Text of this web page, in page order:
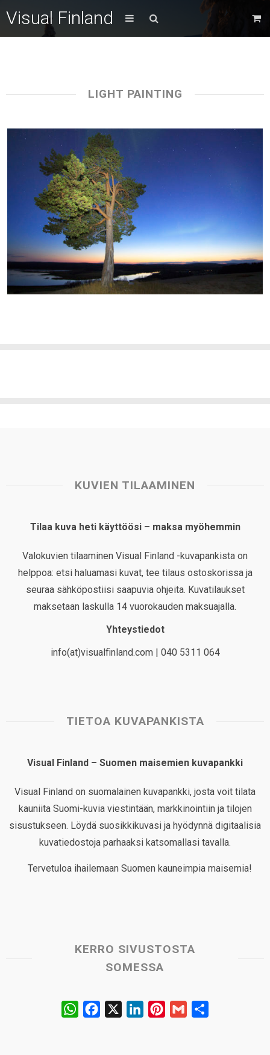
Visual Finland
LIGHT PAINTING
KUVIEN TILAAMINEN
Tilaa kuva heti käyttöösi – maksa myöhemmin
Valokuvien tilaaminen Visual Finland -kuvapankista on
helppoa: etsi haluamasi kuvat, tee tilaus ostoskorissa ja
seuraa sähköpostiisi saapuvia ohjeita. Kuvatilaukset
maksetaan laskulla 14 vuorokauden maksuajalla.
Yhteystiedot
info(at)visualfinland.com | 040 5311 064
TIETOA KUVAPANKISTA
Visual Finland – Suomen maisemien kuvapankki
Visual Finland on suomalainen kuvapankki, josta voit tilata
kauniita Suomi-kuvia viestintään, markkinointiin ja tilojen
sisustukseen. Löydä suosikkikuvasi ja hyödynnä digitaalisia
kuvatiedostoja parhaaksi katsomallasi tavalla.
Tervetuloa ihailemaan Suomen kauneimpia maisemia!
KERRO SIVUSTOSTA
SOMESSA
W